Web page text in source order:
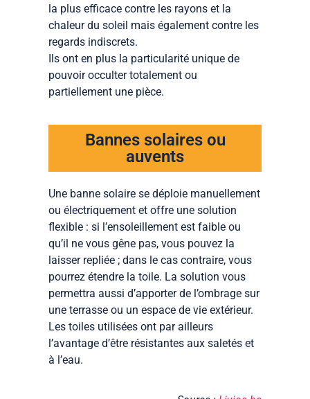
la plus efficace contre les rayons et la
chaleur du soleil mais également contre les
regards indiscrets.
Ils ont en plus la particularité unique de
pouvoir occulter totalement ou
partiellement une pièce.
Bannes solaires ou
auvents
Une banne solaire se déploie manuellement
ou électriquement et offre une solution
flexible : si l’ensoleillement est faible ou
qu’il ne vous gêne pas, vous pouvez la
laisser repliée ; dans le cas contraire, vous
pourrez étendre la toile. La solution vous
permettra aussi d’apporter de l’ombrage sur
une terrasse ou un espace de vie extérieur.
Les toiles utilisées ont par ailleurs
l’avantage d’être résistantes aux saletés et
à l’eau.